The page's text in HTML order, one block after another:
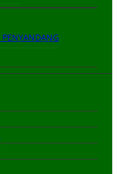
PENYANDANG